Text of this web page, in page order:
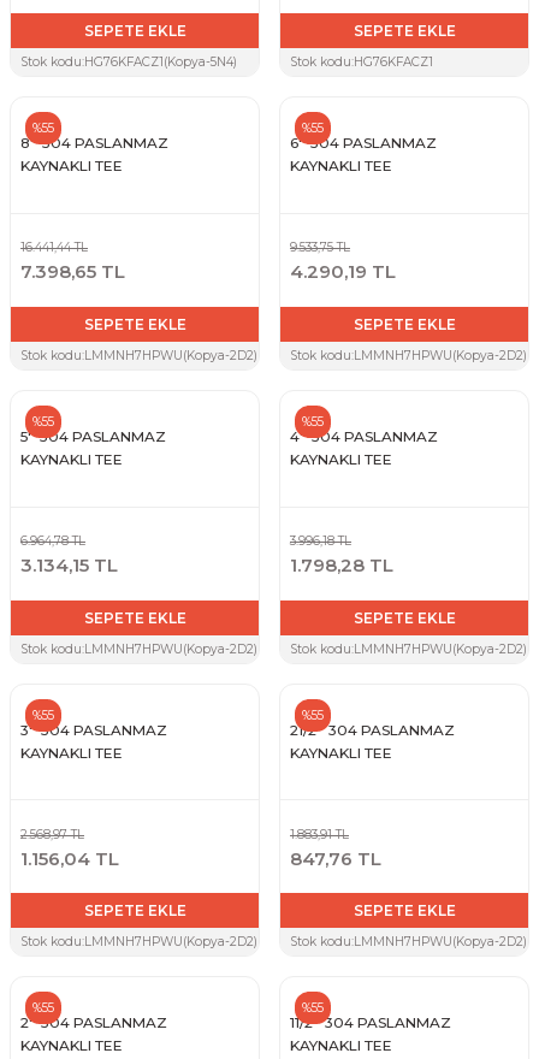
SEPETE EKLE
Stok kodu:HG76KFACZ1(Kopya-5N4)
SEPETE EKLE
Stok kodu:HG76KFACZ1
8'' 304 PASLANMAZ
KAYNAKLI TEE
%55
16.441,44 TL
7.398,65 TL
SEPETE EKLE
Stok kodu:LMMNH7HPWU(Kopya-2D2)(Kopya-ZYH)(Kopya-D3Q)(Kopya-P3V)(Kopya-
6'' 304 PASLANMAZ
KAYNAKLI TEE
%55
9.533,75 TL
4.290,19 TL
SEPETE EKLE
Stok kodu:LMMNH7HPWU(Kopya-
5'' 304 PASLANMAZ
KAYNAKLI TEE
%55
6.964,78 TL
3.134,15 TL
SEPETE EKLE
Stok kodu:LMMNH7HPWU(Kopya-2D2)(Kopya-ZYH)(Kopya-D3Q)(Kopya-P3V)(Kopya-
4'' 304 PASLANMAZ
KAYNAKLI TEE
%55
3.996,18 TL
1.798,28 TL
SEPETE EKLE
Stok kodu:LMMNH7HPWU(Kopya-
3'' 304 PASLANMAZ
KAYNAKLI TEE
%55
2.568,97 TL
1.156,04 TL
SEPETE EKLE
Stok kodu:LMMNH7HPWU(Kopya-2D2)(Kopya-ZYH)(Kopya-D3Q)(Kopya-P3V)(Kopya-
21/2'' 304 PASLANMAZ
KAYNAKLI TEE
%55
1.883,91 TL
847,76 TL
SEPETE EKLE
Stok kodu:LMMNH7HPWU(Kopya-
2'' 304 PASLANMAZ
KAYNAKLI TEE
%55
11/2'' 304 PASLANMAZ
KAYNAKLI TEE
%55